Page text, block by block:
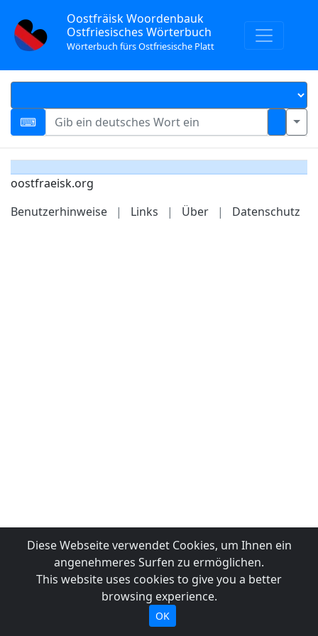
Oostfräisk Woordenbauk
Ostfriesisches Wörterbuch
Wörterbuch fürs Ostfriesische Platt
oostfraeisk.org
Benutzerhinweise
| Links | Über | Datenschutz
Diese Webseite verwendet Cookies, um Ihnen ein
angenehmeres Surfen zu ermöglichen.
This website uses cookies to give you a better
browsing experience.
OK